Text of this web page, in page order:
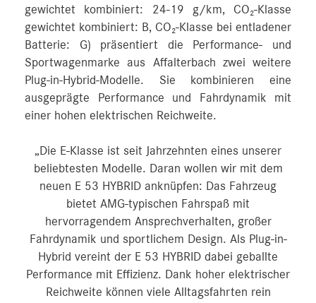
gewichtet kombiniert: 24-19 g/km, CO₂-Klasse
gewichtet kombiniert: B, CO₂-Klasse bei entladener
Batterie: G) präsentiert die Performance- und
Sportwagenmarke aus Affalterbach zwei weitere
Plug-in-Hybrid-Modelle. Sie kombinieren eine
ausgeprägte Performance und Fahrdynamik mit
einer hohen elektrischen Reichweite.
„Die E-Klasse ist seit Jahrzehnten eines unserer
beliebtesten Modelle. Daran wollen wir mit dem
neuen E 53 HYBRID anknüpfen: Das Fahrzeug
bietet AMG-typischen Fahrspaß mit
hervorragendem Ansprechverhalten, großer
Fahrdynamik und sportlichem Design. Als Plug-in-
Hybrid vereint der E 53 HYBRID dabei geballte
Performance mit Effizienz. Dank hoher elektrischer
Reichweite können viele Alltagsfahrten rein